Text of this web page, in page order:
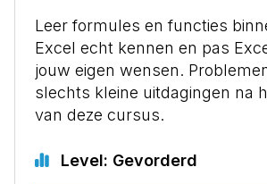
Leer formules en functies
Excel echt kennen en pas
jouw eigen wensen.
slechts kleine uitdagingen na
van deze cursus.
Level: Gevorderd